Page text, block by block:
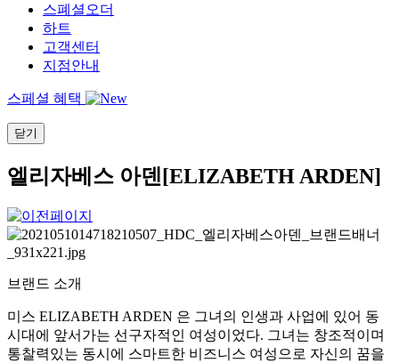
스폐셜오더
하트
고객센터
지점안내
스페셜 혜택
닫기
엘리자베스 아덴[ELIZABETH ARDEN]
브랜드 소개
미스 ELIZABETH ARDEN 은 그녀의 인생과 사업에 있어 동
시대에 앞서가는 선구자적인 여성이었다. 그녀는 창조적이며
통찰력있는 동시에 스마트한 비즈니스 여성으로 자신의 꿈을